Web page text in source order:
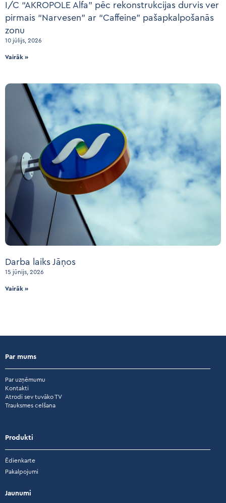
I/C “AKROPOLE Alfa” pēc rekonstrukcijas durvis ver
pirmais “Narvesen” ar “Caffeine” pašapkalpošanās
zonu
10 jūlijs, 2026
Vairāk »
Darba laiks Jāņos
15 jūnijs, 2026
Vairāk »
Par mums
Par uzņēmumu
Kontakti
Atrodi sev tuvāko TV
Trauksmes celšana
Produkti
Ēdienkarte
Pakalpojumi
Jaunumi